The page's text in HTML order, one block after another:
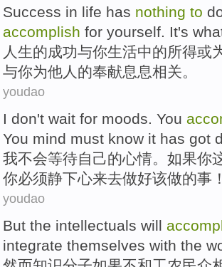
Success in life has nothing to
accomplish for yourself. It's
人生的成功与你生活中的所得或
与你为他人 的奉献息息相关。
youdao
I don't wait for moods. You
You mind must know it has got
我不会等待自己的心情。 如果你
你必须静下心来去做好该做的事
youdao
But the intellectuals will
integrate themselves with the